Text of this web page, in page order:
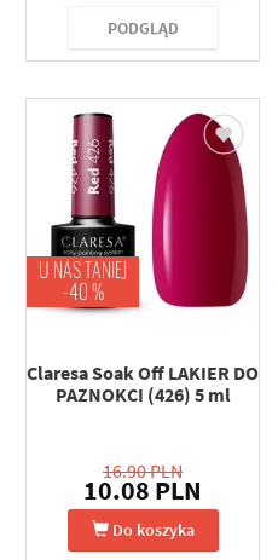
PODGLĄD
U NAS TANIEJ
-40 %
Claresa Soak Off LAKIER DO
PAZNOKCI (426) 5 ml
16.90 PLN
10.08 PLN
Do koszyka